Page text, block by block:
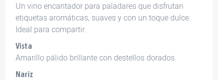
Un vino encantador para paladares que disfrutan
etiquetas aromáticas, suaves y con un toque dulce.
Ideal para compartir.
Vista
Amarillo pálido brillante con destellos dorados.
Nariz